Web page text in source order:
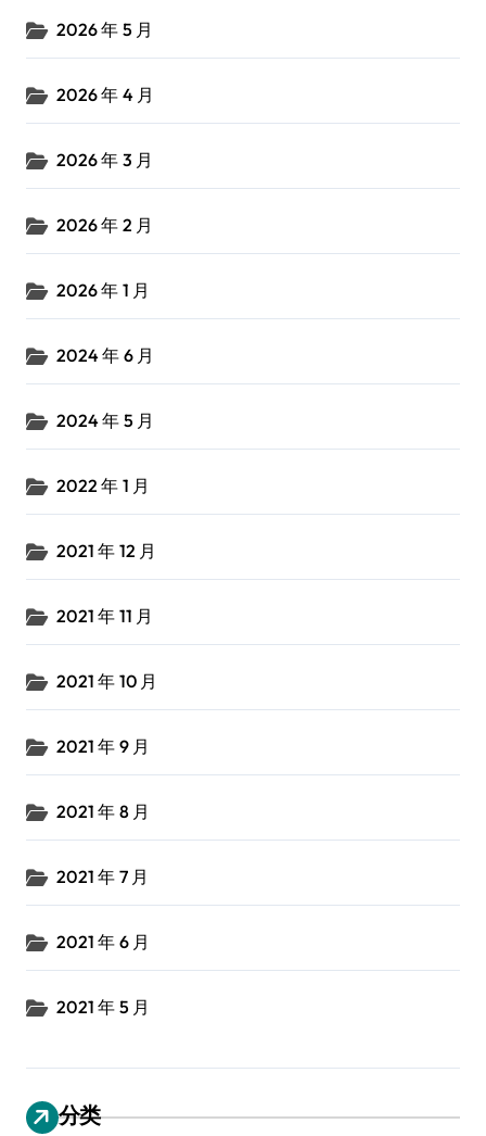
2026 年 5 月
2026 年 4 月
2026 年 3 月
2026 年 2 月
2026 年 1 月
2024 年 6 月
2024 年 5 月
2022 年 1 月
2021 年 12 月
2021 年 11 月
2021 年 10 月
2021 年 9 月
2021 年 8 月
2021 年 7 月
2021 年 6 月
2021 年 5 月
分类